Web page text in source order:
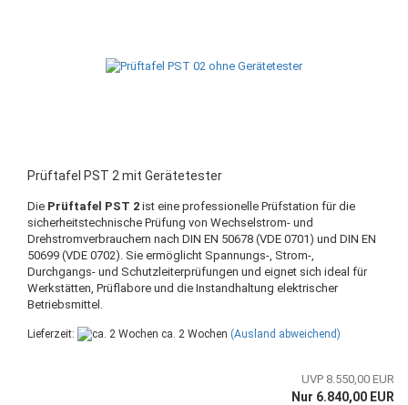
Prüftafel PST 2 mit Gerätetester
Die Prüftafel PST 2 ist eine professionelle Prüfstation für die
sicherheitstechnische Prüfung von Wechselstrom- und
Drehstromverbrauchern nach DIN EN 50678 (VDE 0701) und DIN EN
50699 (VDE 0702). Sie ermöglicht Spannungs-, Strom-,
Durchgangs- und Schutzleiterprüfungen und eignet sich ideal für
Werkstätten, Prüflabore und die Instandhaltung elektrischer
Betriebsmittel.
Lieferzeit: ca. 2 Wochen (Ausland abweichend)
UVP 8.550,00 EUR
Nur 6.840,00 EUR